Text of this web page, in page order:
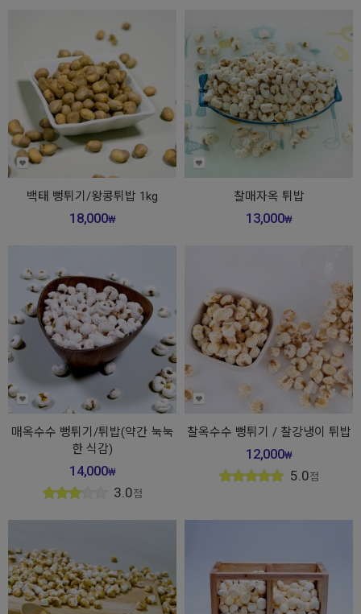
백태 뻥튀기/왕콩튀밥 1kg
18,000₩
찰매자옥 튀밥
13,000₩
매옥수수 뻥튀기/튀밥(약간 눅눅
한 식감)
14,000₩
3.0점
찰옥수수 뻥튀기 / 찰강냉이 튀밥
12,000₩
5.0점